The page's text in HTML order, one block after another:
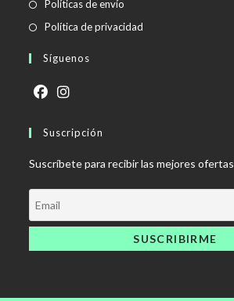
Políticas de envío
abre
Política de privacidad
Síguenos
abre
una
nueva
pestaña
abre
una
nueva
pestaña
Suscripción
Suscríbete para recibir las mejores ofertas